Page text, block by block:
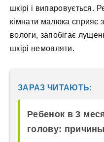
шкірі і випаровується.
кімнати малюка сприяє
вологи, запобігає
шкірі немовляти.
ЗАРАЗ ЧИТАЮТЬ:
Ребенок в 3
голову: